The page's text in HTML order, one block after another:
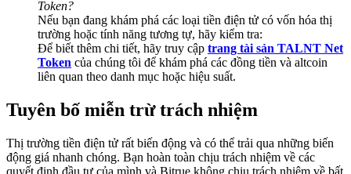
Register & Trade to Win 500,000 USDT
Trade Gold & Silver · 33,333 USDT Bonus
Token?
Nếu bạn đang khám phá các loại tiền điện tử có vốn hóa thị
trường hoặc tính năng tương tự, hãy kiểm tra:
Để biết thêm chi tiết, hãy truy cập trang tài sản TALNT Net
Token của chúng tôi để khám phá các đồng tiền và altcoin
liên quan theo danh mục hoặc hiệu suất.
Tuyên bố miễn trừ trách nhiệm
Thị trường tiền điện tử rất biến động và có thể trải qua những biến
động giá nhanh chóng. Bạn hoàn toàn chịu trách nhiệm về các
quyết định đầu tư của mình và Bitrue không chịu trách nhiệm về bất